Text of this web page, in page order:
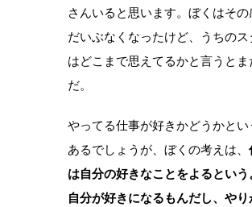
さんいると思います。ぼくはそ
だいぶなくなったけど、うちのス
はどこまで思えてるかと言うとま
だ。
やってる仕事が好きかどうかとい
あるでしょうが、ぼくの考えは、
は自分の好きなことをよるという
自分が好きになるもんだし、やり